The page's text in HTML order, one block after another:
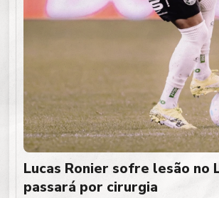
Lucas Ronier sofre lesão no
passará por cirurgia